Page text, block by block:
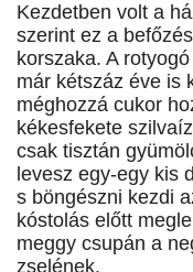
Kezdetben volt a
szerint ez a
korszaka. A
már kétszáz éve is
méghozzá cukor
kékesfekete
csak tisztán
levesz egy-egy kis
s böngészni kezdi
kóstolás előtt
meggy csupán a
zselének.